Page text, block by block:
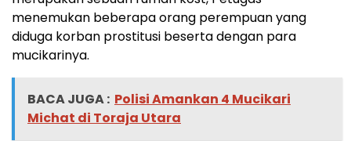
menemukan beberapa orang perempuan yang
diduga korban prostitusi beserta dengan para
mucikarinya.
BACA JUGA : Polisi Amankan 4 Mucikari
Michat di Toraja Utara